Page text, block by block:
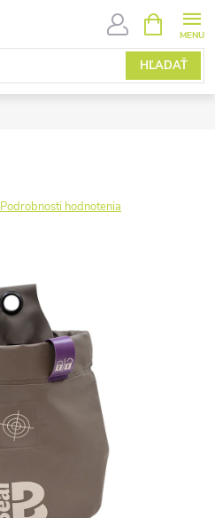
HĽADAŤ
KOŠÍK
Podrobnosti hodnotenia